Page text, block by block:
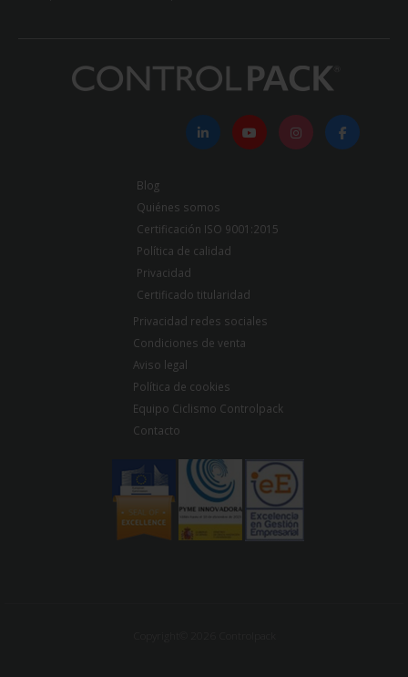
Blog
Quiénes somos
Certificación ISO 9001:2015
Política de calidad
Privacidad
Certificado titularidad
Privacidad redes sociales
Condiciones de venta
Aviso legal
Política de cookies
Equipo Ciclismo Controlpack
Contacto